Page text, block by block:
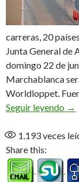
carreras, 20
Junta General de
domingo 22 de
Marchablanca
Worldloppet.
Seguir leyendo →
1.193veces
Share this: